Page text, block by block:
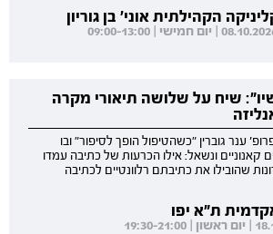
הקהילתית אוני' בן גוריון
שיח על שלושה תיאורי מקרה
ענר גוברין "כשהטיפול הופך לסיפור" ובו
ונשאל: אילו הכרעות של כתיבה עמדו
שהובילו את כתיבתם רלוונטיים לכתיבה
ת"א יפו